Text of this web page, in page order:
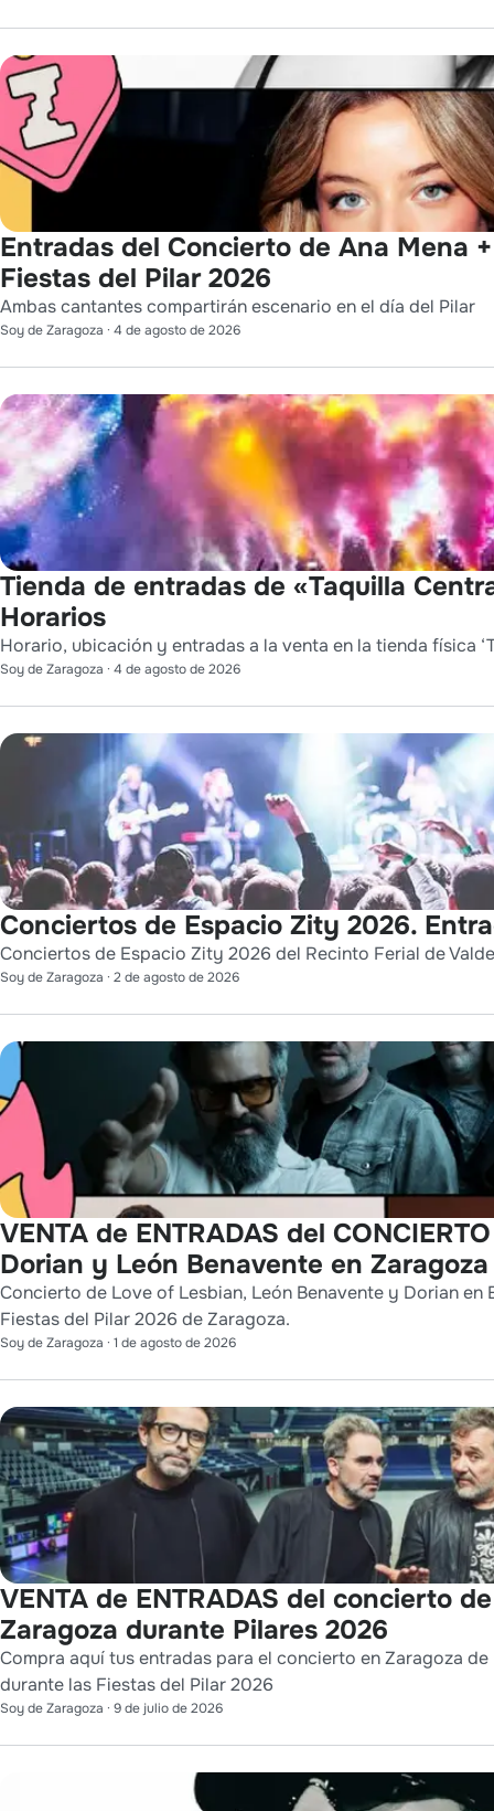
Entradas del Concierto de Ana Mena
Fiestas del Pilar 2026
Ambas cantantes compartirán escenario en el día del Pilar
Soy de Zaragoza · 4 de agosto de 2026
Tienda de entradas de «Taquilla
Horarios
Horario, ubicación y entradas a la venta en la tienda física
Soy de Zaragoza · 4 de agosto de 2026
Conciertos de Espacio Zity 2026.
Conciertos de Espacio Zity 2026 del Recinto Ferial de
Soy de Zaragoza · 2 de agosto de 2026
VENTA de ENTRADAS del
Dorian y León Benavente en
Concierto de Love of Lesbian, León Benavente y Dorian
Fiestas del Pilar 2026 de Zaragoza.
Soy de Zaragoza · 1 de agosto de 2026
VENTA de ENTRADAS del concierto
Zaragoza durante Pilares 2026
Compra aquí tus entradas para el concierto en Zaragoza
durante las Fiestas del Pilar 2026
Soy de Zaragoza · 9 de julio de 2026